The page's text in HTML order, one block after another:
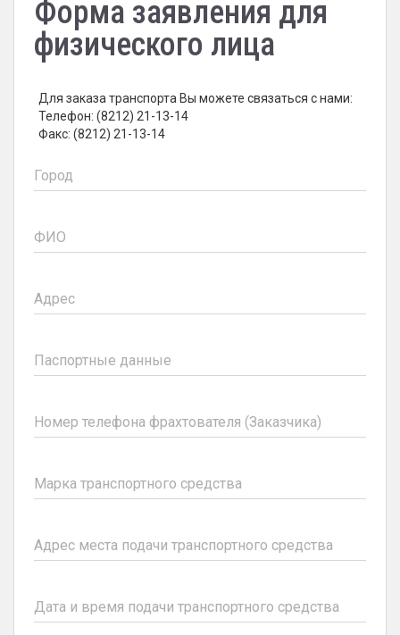
Форма заявления для
физического лица
Для заказа транспорта Вы можете связаться с нами:
Телефон: (8212) 21-13-14
Факс: (8212) 21-13-14